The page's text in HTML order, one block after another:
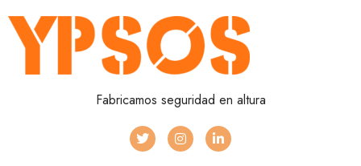
Fabricamos seguridad en altura